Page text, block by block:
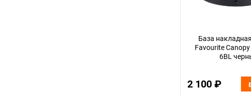
База
Favourite
6BL
2 100 ₽